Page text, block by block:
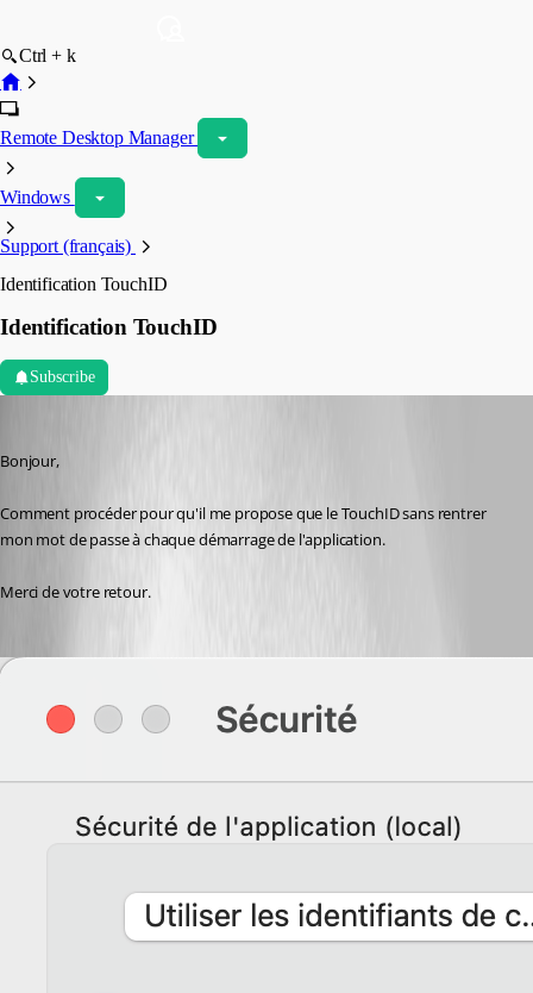
Ctrl + k
Remote Desktop Manager
Windows
Support (français)
Identification TouchID
Identification TouchID
Subscribe
Bonjour,
Comment procéder pour qu'il me propose que le TouchID sans rentrer
mon mot de passe à chaque démarrage de l'application.
Merci de votre retour.